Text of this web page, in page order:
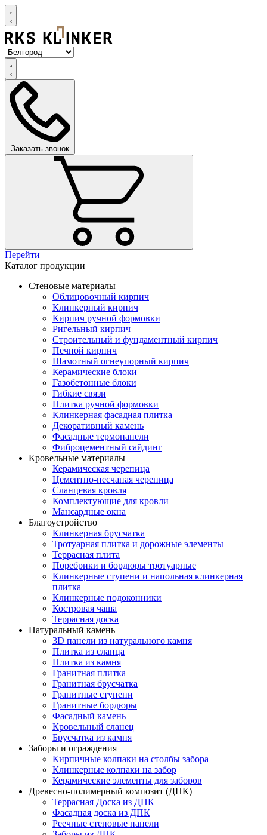
Заказать звонок
Перейти
Каталог продукции
Стеновые материалы
Облицовочный кирпич
Клинкерный кирпич
Кирпич ручной формовки
Ригельный кирпич
Строительный и фундаментный кирпич
Печной кирпич
Шамотный огнеупорный кирпич
Керамические блоки
Газобетонные блоки
Гибкие связи
Плитка ручной формовки
Клинкерная фасадная плитка
Декоративный камень
Фасадные термопанели
Фиброцементный сайдинг
Кровельные материалы
Керамическая черепица
Цементно-песчаная черепица
Сланцевая кровля
Комплектующие для кровли
Мансардные окна
Благоустройство
Клинкерная брусчатка
Тротуарная плитка и дорожные элементы
Террасная плита
Поребрики и бордюры тротуарные
Клинкерные ступени и напольная клинкерная
плитка
Клинкерные подоконники
Костровая чаша
Террасная доска
Натуральный камень
3D панели из натурального камня
Плитка из сланца
Плитка из камня
Гранитная плитка
Гранитная брусчатка
Гранитные ступени
Гранитные бордюры
Фасадный камень
Кровельный сланец
Брусчатка из камня
Заборы и ограждения
Кирпичные колпаки на столбы забора
Клинкерные колпаки на забор
Керамические элементы для заборов
Древесно-полимерный композит (ДПК)
Террасная Доска из ДПК
Фасадная доска из ДПК
Реечные стеновые панели